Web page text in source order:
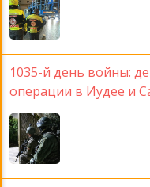
1035-й день войны:
операции в Иудее и